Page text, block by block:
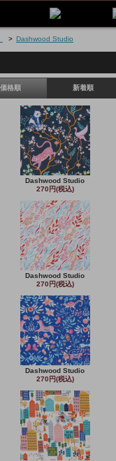
> Dashwood Studio
価格順 新着順
Dashwood Studio
270円(税込)
Dashwood Studio
270円(税込)
Dashwood Studio
270円(税込)